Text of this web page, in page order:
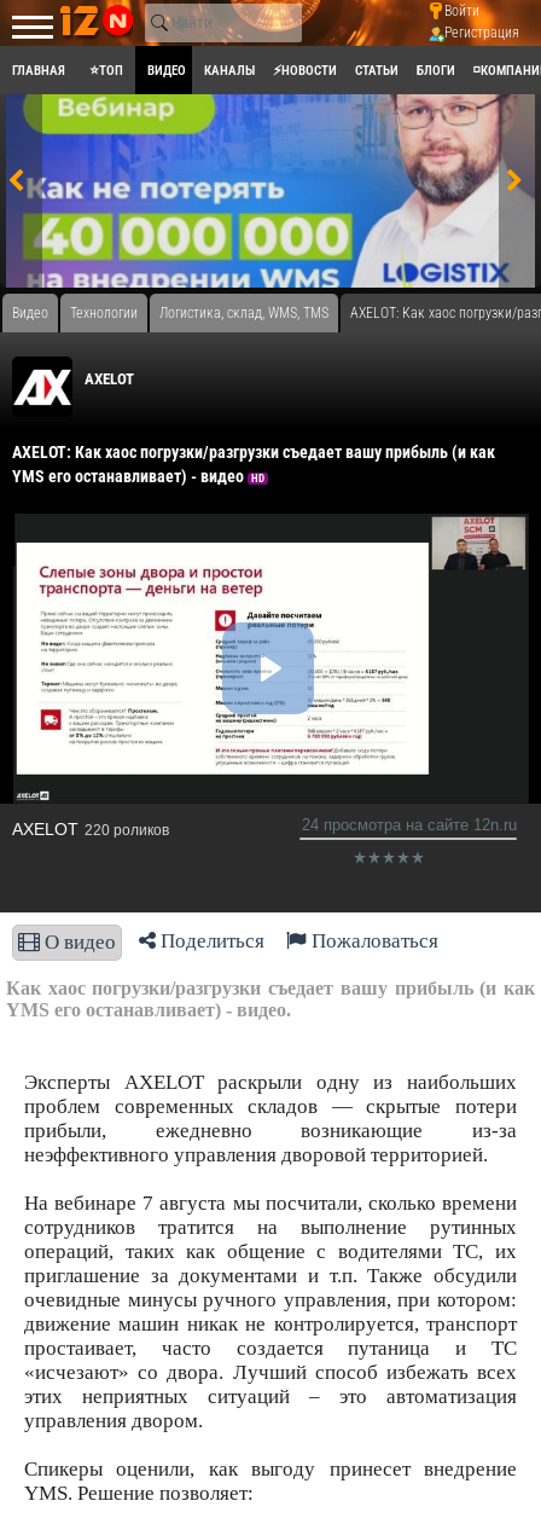
Войти
Регистрация
ГЛАВНАЯ ⭐ТОП ВИДЕО КАНАЛЫ ⚡НОВОСТИ СТАТЬИ БЛОГИ
Видео Технологии Логистика, склад, WMS, TMS AXELOT: Как хаос погрузки/
AXELOT
AXELOT: Как хаос погрузки/разгрузки съедает вашу прибыль (и как
YMS его останавливает) - видео
HD
AXELOT 220 роликов 24 просмотра на сайте 12n.ru
О видео Поделиться Пожаловаться
Как хаос погрузки/разгрузки съедает вашу прибыль (и как
YMS его останавливает) - видео.
Эксперты AXELOT раскрыли одну из наибольших
проблем современных складов — скрытые потери
прибыли, ежедневно возникающие из-за
неэффективного управления дворовой территорией.
На вебинаре 7 августа мы посчитали, сколько времени
сотрудников тратится на выполнение рутинных
операций, таких как общение с водителями ТС, их
приглашение за документами и т.п. Также обсудили
очевидные минусы ручного управления, при котором:
движение машин никак не контролируется, транспорт
простаивает, часто создается путаница и ТС
«исчезают» со двора. Лучший способ избежать всех
этих неприятных ситуаций – это автоматизация
управления двором.
Спикеры оценили, как выгоду принесет внедрение
YMS. Решение позволяет: